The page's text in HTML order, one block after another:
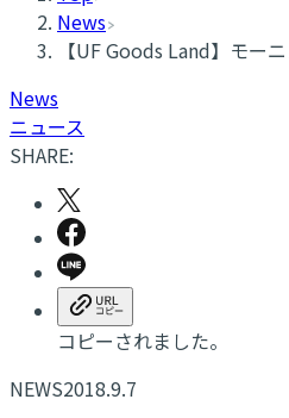
News
【UF Goods Land】モー
News
ニュース
SHARE:
コピーされました。
NEWS2018.9.7